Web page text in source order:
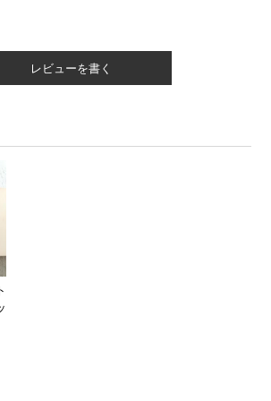
レビューを書く